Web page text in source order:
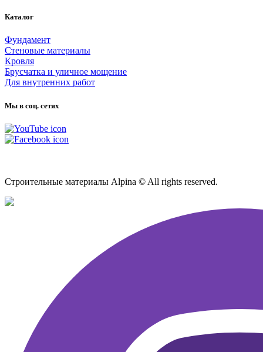
Каталог
Фундамент
Стеновые материалы
Кровля
Брусчатка и уличное мощение
Для внутренних работ
Мы в соц. сетях
Строительные материалы Alpina © All rights reserved.